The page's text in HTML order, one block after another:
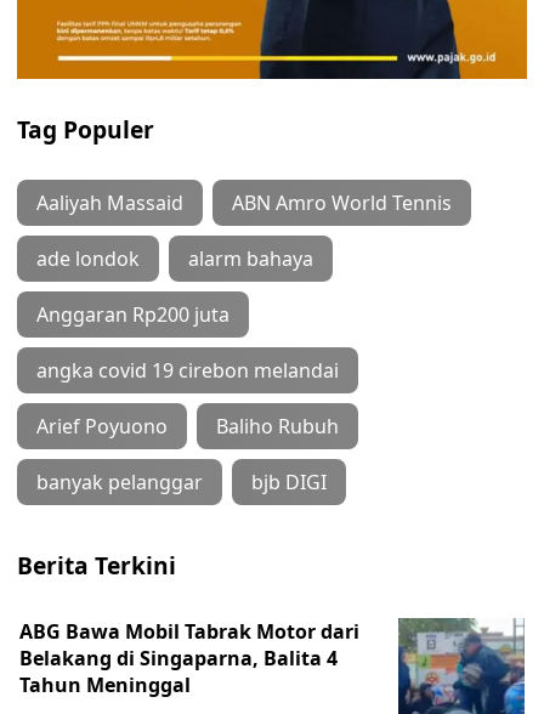
Tag Populer
Aaliyah Massaid ABN Amro World Tennis
ade londok alarm bahaya
Anggaran Rp200 juta
angka covid 19 cirebon melandai
Arief Poyuono Baliho Rubuh
banyak pelanggar bjb DIGI
Berita Terkini
ABG Bawa Mobil Tabrak Motor dari
Belakang di Singaparna, Balita 4
Tahun Meninggal